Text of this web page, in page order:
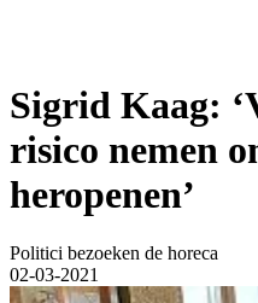
Sigrid Kaag:
risico nemen
heropenen’
Politici bezoeken de horeca
02-03-2021